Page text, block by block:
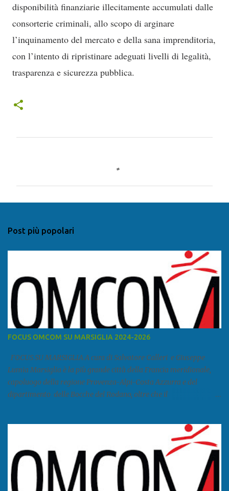
disponibilità finanziarie illecitamente accumulati dalle
consorterie criminali, allo scopo di arginare
l’inquinamento del mercato e della sana imprenditoria,
con l’intento di ripristinare adeguati livelli di legalità,
trasparenza e sicurezza pubblica.
i
Post più popolari
FOCUS OMCOM SU MARSIGLIA 2024-2026
FOCUS SU MARSIGLIA A cura di Salvatore Calleri e Giuseppe
Lumia Marsiglia è la più grande città della Francia meridionale,
capoluogo della regione Provenza-Alpi-Costa Azzurra e del
dipartimento delle Bocche del Rodano, oltre che il
come area metropolitana. Studiare quanto succede a Marsiglia è
molto importante per la geopolitica narcomafiosa perché
Marsiglia ha il porto in asse con la Corsica, Genova, Livorno e
Napoli e le banlieu gemellate con le periferie milanesi. Secondo il
rapporto della DCSA è uno dei principali scali del narcotraffico dal